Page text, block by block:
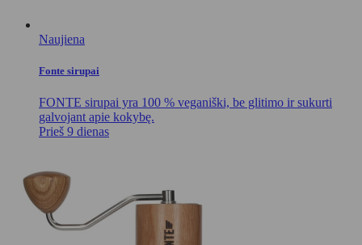
Naujiena
Fonte sirupai
FONTE sirupai yra 100 % veganiški, be glitimo ir sukurti
galvojant apie kokybę.
Prieš 9 dienas